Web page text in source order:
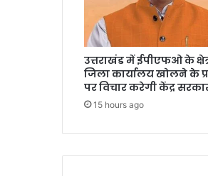
उत्तराखंड में ईपीएफओ के
जिला कार्यालय खोलने के
पर विचार करेगी केंद्र
15 hours ago